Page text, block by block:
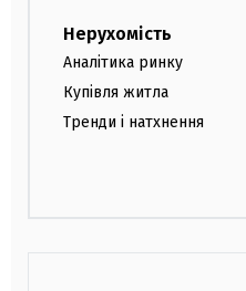
Нерухомість
Аналітика ринку
Купівля житла
Тренди і натхнення